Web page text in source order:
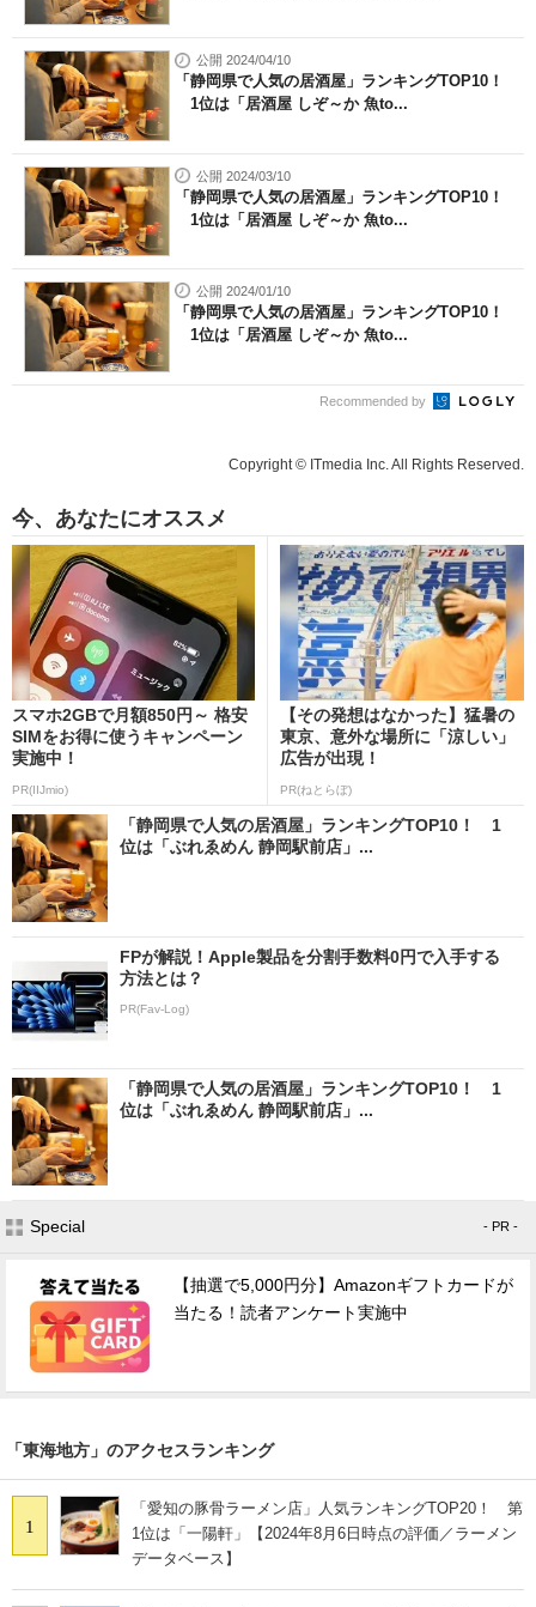
公開 2024/04/10
「静岡県で人気の居酒屋」ランキングTOP10！
1位は「居酒屋 しぞ～か 魚to...
公開 2024/03/10
「静岡県で人気の居酒屋」ランキングTOP10！
1位は「居酒屋 しぞ～か 魚to...
公開 2024/01/10
「静岡県で人気の居酒屋」ランキングTOP10！
1位は「居酒屋 しぞ～か 魚to...
Recommended by
Copyright © ITmedia Inc. All Rights Reserved.
今、あなたにオススメ
スマホ2GBで月額850円～ 格安
SIMをお得に使うキャンペーン
実施中！
PR(IIJmio)
【その発想はなかった】猛暑の
東京、意外な場所に「涼しい」
広告が出現！
PR(ねとらぼ)
「静岡県で人気の居酒屋」ランキングTOP10！ 1
位は「ぶれゑめん 静岡駅前店」...
FPが解説！Apple製品を分割手数料0円で入手する
方法とは？
PR(Fav-Log)
「静岡県で人気の居酒屋」ランキングTOP10！ 1
位は「ぶれゑめん 静岡駅前店」...
Special - PR -
【抽選で5,000円分】Amazonギフトカードが
当たる！読者アンケート実施中
「東海地方」のアクセスランキング
1
「愛知の豚骨ラーメン店」人気ランキングTOP20！ 第
1位は「一陽軒」【2024年8月6日時点の評価／ラーメン
データベース】